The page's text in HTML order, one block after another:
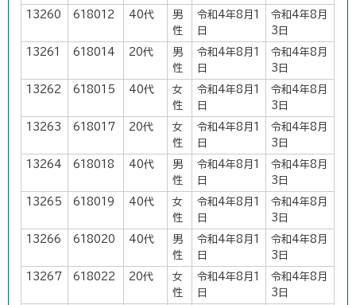
13260 618012 40代
男
性
令和4年8月1
日
令和4年8月
3日
13261 618014 20代
男
性
令和4年8月1
日
令和4年8月
3日
13262 618015 40代
女
性
令和4年8月1
日
令和4年8月
3日
13263 618017 20代
女
性
令和4年8月1
日
令和4年8月
3日
13264 618018 40代
男
性
令和4年8月1
日
令和4年8月
3日
13265 618019 40代
女
性
令和4年8月1
日
令和4年8月
3日
13266 618020 40代
男
性
令和4年8月1
日
令和4年8月
3日
13267 618022 20代
女
性
令和4年8月1
日
令和4年8月
3日